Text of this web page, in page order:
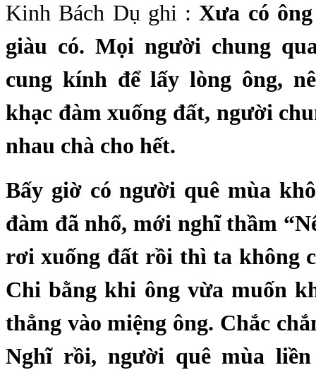
Kinh Bách Dụ ghi :Xưa có
giàu có. Mọi người chung
cung kính để lấy lòng ông,
khạc đàm xuống đất, người
nhau chà cho hết.
Bấy giờ có người quê mùa
đàm đã nhổ, mới nghĩ thầm
rơi xuống đất rồi thì ta không
Chi bằng khi ông vừa muốn
thẳng vào miệng ông. Chắc
Nghĩ rồi, người quê mùa